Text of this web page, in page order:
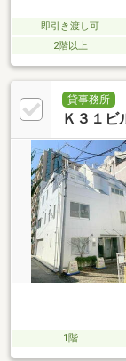
即引き渡し可
2階以上
貸事務所
Ｋ３１ビ
1階